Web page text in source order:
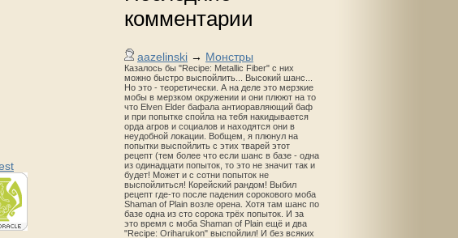
комментарии
aazelinski → Монстры
Казалось бы "Recipe: Metallic Fiber" с них
можно быстро выспойлить... Высокий шанс...
Но это - теоретически. А на деле это мерзкие
мобы в мерзком окружении и они плюют на то
что Elven Elder бафала антиоравляющий баф
и при попытке спойла на тебя накидывается
орда агров и социалов и находятся они в
неудобной локации. Вобщем, я плюнул на
попытки выспойлить с этих тварей этот
рецепт (тем более что если шанс в базе - одна
из одинадцати попыток, то это не значит так и
будет! Может и с сотни попыток не
выспойлиться! Корейский рандом! Выбил
рецепт где-то после падения сорокового моба
Shaman of Plain возле орена. Хотя там шанс по
базе одна из сто сорока трёх попыток. И за
это время с моба Shaman of Plain ещё и два
"Recipe: Oriharukon" выспойлил! И без всяких